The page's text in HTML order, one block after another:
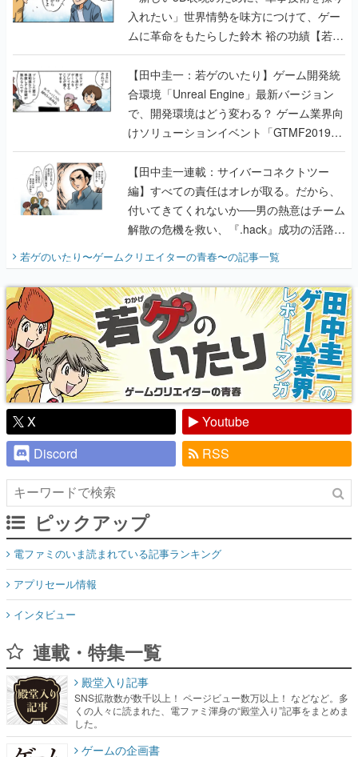
入れたい」世界情勢を味方につけて、ゲー
ムに革命をもたらした鈴木 裕の功績【若ゲ
のいたり】
【田中圭一：若ゲのいたり】ゲーム開発統
合環境「Unreal Engine」最新バージョン
で、開発環境はどう変わる？ ゲーム業界向
けソリューションイベント「GTMF2019」
に行って、より理解を深めよう【PR】
【田中圭一連載：サイバーコネクトツー
編】すべての責任はオレが取る。だから、
付いてきてくれないか──男の熱意はチーム
解散の危機を救い、『.hack』成功の活路を
開く。業界の快男児・松山 洋に流れる血は
『少年ジャンプ』色だった【若ゲのいた
り】
若ゲのいたり〜ゲームクリエイターの青春〜の記事一覧
X
Youtube
Discord
RSS
ピックアップ
電ファミのいま読まれている記事ランキング
アプリセール情報
インタビュー
連載・特集一覧
殿堂入り記事
SNS拡散数が数千以上！ ページビュー数万以上！ などなど。多
くの人々に読まれた、電ファミ渾身の“殿堂入り”記事をまとめま
した。
ゲームの企画書